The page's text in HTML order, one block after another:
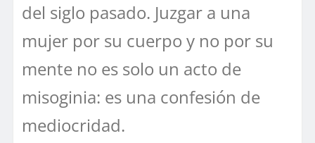
del siglo pasado. Juzgar a una
mujer por su cuerpo y no por su
mente no es solo un acto de
misoginia: es una confesión de
mediocridad.